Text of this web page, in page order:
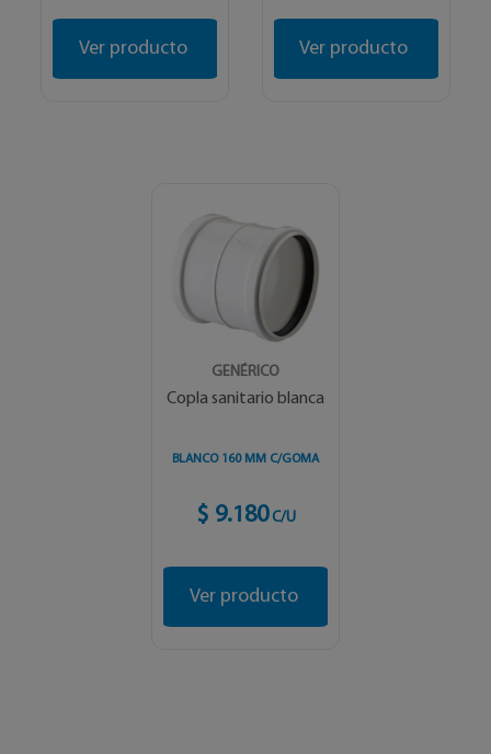
Ver producto Ver producto
GENÉRICO
Copla sanitario blanca
BLANCO 160 MM C/GOMA
$ 9.180 C/U
Ver producto